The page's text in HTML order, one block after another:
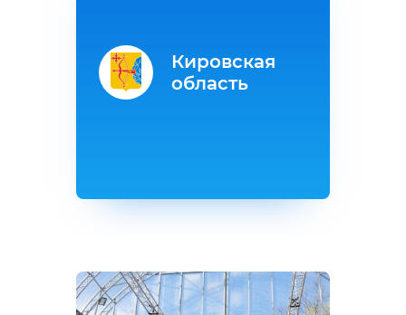
Кировская
область